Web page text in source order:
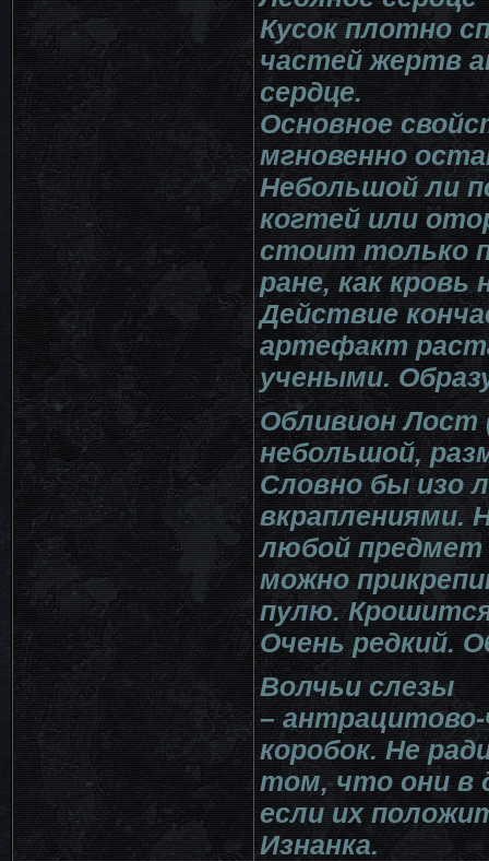
Кусок плотно
частей жертв
сердце.
Основное
мгновенно
Небольшой ли
когтей или
стоит только
ране, как кровь
Действие
артефакт
учеными.
Обливион Лост
небольшой,
Словно бы изо
вкраплениями.
любой
можно
пулю.
Очень редкий.
Волчьи слезы
–
коробок. Не
том, что они в
если их
Изнанка.